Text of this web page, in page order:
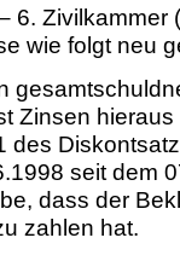
6. Zivilkammer
wie folgt neu
Zinsen
des
seit dem
dass der
zahlen hat.